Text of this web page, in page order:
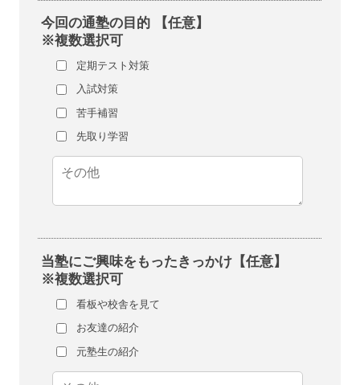
今回の通塾の目的 【任意】
※複数選択可
定期テスト対策
入試対策
苦手補習
先取り学習
当塾にご興味をもったきっかけ【任意】
※複数選択可
看板や校舎を見て
お友達の紹介
元塾生の紹介